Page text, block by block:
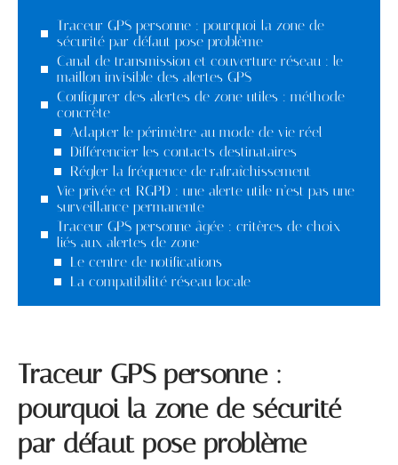
Traceur GPS personne : pourquoi la zone de
sécurité par défaut pose problème
Canal de transmission et couverture réseau : le
maillon invisible des alertes GPS
Configurer des alertes de zone utiles : méthode
concrète
Adapter le périmètre au mode de vie réel
Différencier les contacts destinataires
Régler la fréquence de rafraîchissement
Vie privée et RGPD : une alerte utile n’est pas une
surveillance permanente
Traceur GPS personne âgée : critères de choix
liés aux alertes de zone
Le centre de notifications
La compatibilité réseau locale
Traceur GPS personne :
pourquoi la zone de sécurité
par défaut pose problème